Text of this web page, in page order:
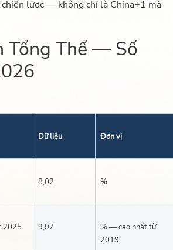
lược — không chỉ là China+1 mà
Tổng Thể — Số
Dữ liệu Đơn vị
8,02 %
2025 9,97
% — cao nhất từ
2019